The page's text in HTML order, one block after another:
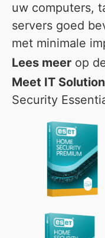
uw computers,
servers goed
met minimale
Lees meer op
Meet IT
Security